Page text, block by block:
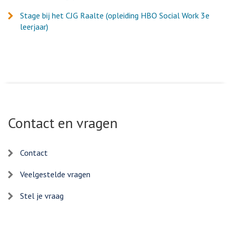
Stage bij het CJG Raalte (opleiding HBO Social Work 3e
leerjaar)
Contact en vragen
Contact
Veelgestelde vragen
Stel je vraag